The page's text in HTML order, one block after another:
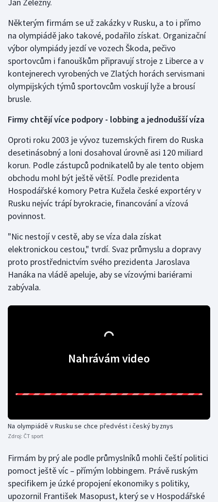
Stolní tenis
Triatlon
Veslování
Vodní slalom
Volejbal
Ostatní
Některým firmám se už zakázky v Rusku, a to i přímo
na olympiádě jako takové, podařilo získat. Organizační
výbor olympiády jezdí ve vozech Škoda, pečivo
sportovcům i fanouškům připravují stroje z Liberce a v
kontejnerech vyrobených ve Zlatých horách servismani
olympijských týmů sportovcům voskují lyže a brousí
brusle.
Firmy chtějí více podpory - lobbing a jednodušší víza
Oproti roku 2003 je vývoz tuzemských firem do Ruska
desetinásobný a loni dosahoval úrovně asi 120 miliard
korun. Podle zástupců podnikatelů by ale tento objem
obchodu mohl být ještě větší. Podle prezidenta
Hospodářské komory Petra Kužela české exportéry v
Rusku nejvíc trápí byrokracie, financování a vízová
povinnost.
"Nic nestojí v cestě, aby se víza dala získat
elektronickou cestou," tvrdí. Svaz průmyslu a dopravy
proto prostřednictvím svého prezidenta Jaroslava
Hanáka na vládě apeluje, aby se vízovými bariérami
zabývala.
Nahrávám video
Na olympiádě v Rusku se chce předvést i český byznys
Zdroj: ČT sport
Firmám by prý ale podle průmyslníků mohli čeští politici
pomoct ještě víc – přímým lobbingem. Právě ruským
specifikem je úzké propojení ekonomiky s politiky,
upozornil František Masopust, který se v Hospodářské